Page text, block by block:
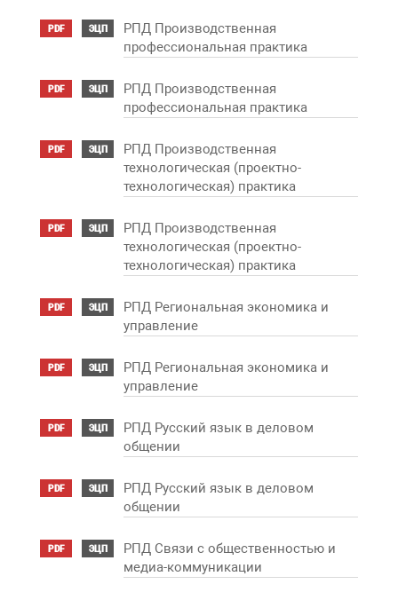
PDF ЭЦП
РПД Производственная
профессиональная практика
PDF ЭЦП
РПД Производственная
профессиональная практика
PDF ЭЦП
РПД Производственная
технологическая (проектно-
технологическая) практика
PDF ЭЦП
РПД Производственная
технологическая (проектно-
технологическая) практика
PDF ЭЦП
РПД Региональная экономика и
управление
PDF ЭЦП
РПД Региональная экономика и
управление
PDF ЭЦП
РПД Русский язык в деловом
общении
PDF ЭЦП
РПД Русский язык в деловом
общении
PDF ЭЦП
РПД Связи с общественностью и
медиа-коммуникации